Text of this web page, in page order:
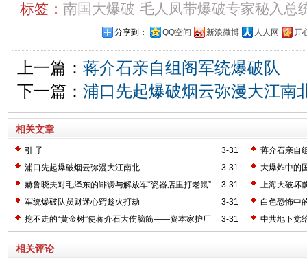
标签： 南国大爆破 毛人凤带爆破专家秘入总
分享到： QQ空间 新浪微博 人人网 开
上一篇： 蒋介石亲自组阁军统爆破队
下一篇： 浦口先起爆破烟云弥漫大江南
相关文章
3-31
引 子
蒋介石亲自
3-31
浦口先起爆破烟云弥漫大江南北
大爆炸中的
3-31
赫鲁晓夫对毛泽东的诽谤与解放军“瓷器店里打老鼠”
上海大破坏
3-31
军统爆破队员财迷心窍趁火打劫
白色恐怖中
3-31
挖不走的“黄金树”使蒋介石大伤脑筋——资本家护厂 中共地下党
相关评论